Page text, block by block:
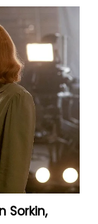
Sorkin,